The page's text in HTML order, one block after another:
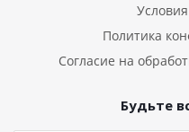
Политика
Согласие на
Будьте